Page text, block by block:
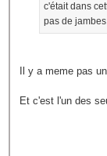
c'était dans
pas de
Il y a meme pas
Et c'est l'un des